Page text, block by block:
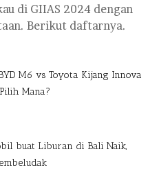
di GIIAS 2024 dengan
Berikut daftarnya.
M6 vs Toyota Kijang Innova
Mana?
buat Liburan di Bali Naik,